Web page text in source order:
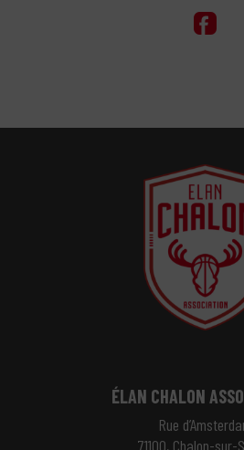
ÉLAN CHALON
Rue
71100, Chalon-sur-